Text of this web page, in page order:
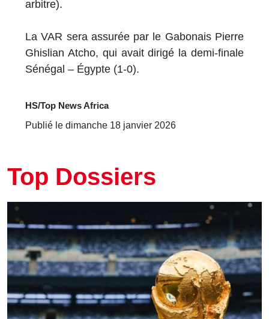
arbitre).
La VAR sera assurée par le Gabonais Pierre
Ghislian Atcho, qui avait dirigé la demi-finale
Sénégal – Égypte (1-0).
HS/Top News Africa
Publié le dimanche 18 janvier 2026
Top Dossiers